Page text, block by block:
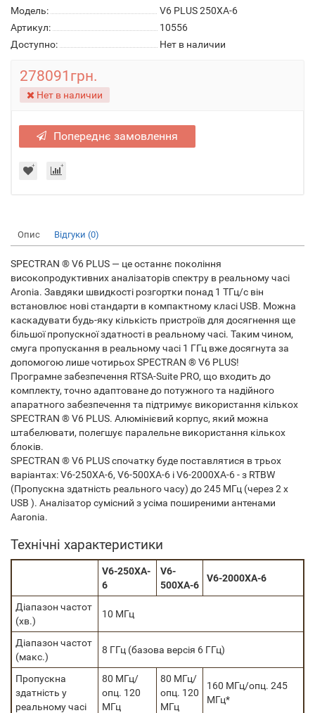
Модель:
V6 PLUS 250XA-6
Артикул:
10556
Доступно:
Нет в наличии
278091грн.
Нет в наличии
Попереднє замовлення
Опис Відгуки (0)
SPECTRAN ® V6 PLUS — це останнє покоління
високопродуктивних аналізаторів спектру в реальному часі
Aronia. Завдяки швидкості розгортки понад 1 ТГц/с він
встановлює нові стандарти в компактному класі USB. Можна
каскадувати будь-яку кількість пристроїв для досягнення ще
більшої пропускної здатності в реальному часі. Таким чином,
смуга пропускання в реальному часі 1 ГГц вже досягнута за
допомогою лише чотирьох SPECTRAN ® V6 PLUS!
Програмне забезпечення RTSA-Suite PRO, що входить до
комплекту, точно адаптоване до потужного та надійного
апаратного забезпечення та підтримує використання кількох
SPECTRAN ® V6 PLUS. Алюмінієвий корпус, який можна
штабелювати, полегшує паралельне використання кількох
блоків.
SPECTRAN ® V6 PLUS спочатку буде поставлятися в трьох
варіантах: V6-250XA-6, V6-500XA-6 і V6-2000XA-6 - з RTBW
(Пропускна здатність реального часу) до 245 МГц (через 2 x
USB ). Аналізатор сумісний з усіма поширеними антенами
Aaronia.
Технічні характеристики
V6-250XA-
6
V6-
500XA-6
V6-2000XA-6
Діапазон частот
(хв.)
10 МГц
Діапазон частот
(макс.)
8 ГГц (базова версія 6 ГГц)
Пропускна
здатність у
реальному часі
80 МГц/
опц. 120
МГц
80 МГц/
опц. 120
МГц
160 МГц/опц. 245
МГц*